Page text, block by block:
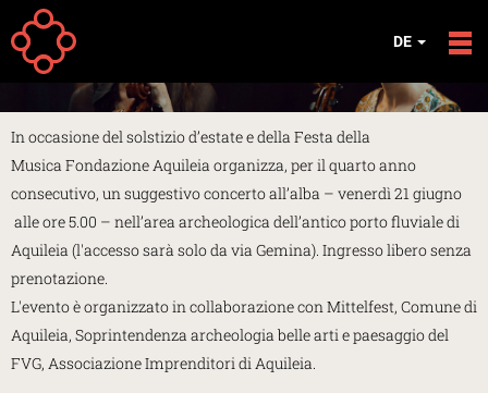
Direkt zum Inhalt
DE
EREIGNISSE
Concerto del Solstizio 2024
In occasione del solstizio d’estate e della Festa della
Musica Fondazione Aquileia organizza, per il quarto anno
consecutivo, un suggestivo concerto all’alba – venerdì 21 giugno
alle ore 5.00 – nell’area archeologica dell’antico porto fluviale di
Aquileia (l'accesso sarà solo da via Gemina). Ingresso libero senza
prenotazione.
L'evento è organizzato in collaborazione con Mittelfest, Comune di
Aquileia, Soprintendenza archeologia belle arti e paesaggio del
FVG, Associazione Imprenditori di Aquileia.